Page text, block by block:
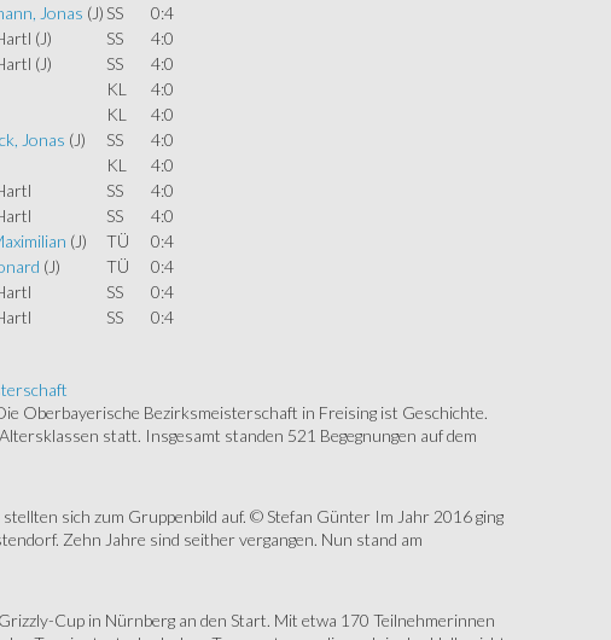
Jonas (J) SS
0:4
(J) SS
4:0
(J) SS
4:0
KL
4:0
KL
4:0
Jonas (J) SS
4:0
KL
4:0
SS
4:0
SS
4:0
(J) TÜ
0:4
(J) TÜ
0:4
SS
0:4
SS 0:4
Oberbayerische Bezirksmeisterschaft in Freising ist Geschichte.
statt. Insgesamt standen 521 Begegnungen auf dem
sich zum Gruppenbild auf. © Stefan Günter Im Jahr 2016 ging
Zehn Jahre sind seither vergangen. Nun stand am
Cup in Nürnberg an den Start. Mit etwa 170 Teilnehmerinnen